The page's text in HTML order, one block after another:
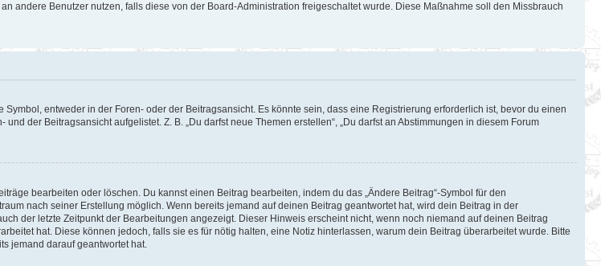
andere Benutzer nutzen, falls diese von der Board-Administration freigeschaltet wurde. Diese Maßnahme soll den Missbrauch
entweder in der Foren- oder der Beitragsansicht. Es könnte sein, dass eine Registrierung erforderlich ist, bevor du einen
der Beitragsansicht aufgelistet. Z. B. „Du darfst neue Themen erstellen“, „Du darfst an Abstimmungen in diesem Forum
bearbeiten oder löschen. Du kannst einen Beitrag bearbeiten, indem du das „Ändere Beitrag“-Symbol für den
nach seiner Erstellung möglich. Wenn bereits jemand auf deinen Beitrag geantwortet hat, wird dein Beitrag in der
der letzte Zeitpunkt der Bearbeitungen angezeigt. Dieser Hinweis erscheint nicht, wenn noch niemand auf deinen Beitrag
hat. Diese können jedoch, falls sie es für nötig halten, eine Notiz hinterlassen, warum dein Beitrag überarbeitet wurde. Bitte
jemand darauf geantwortet hat.